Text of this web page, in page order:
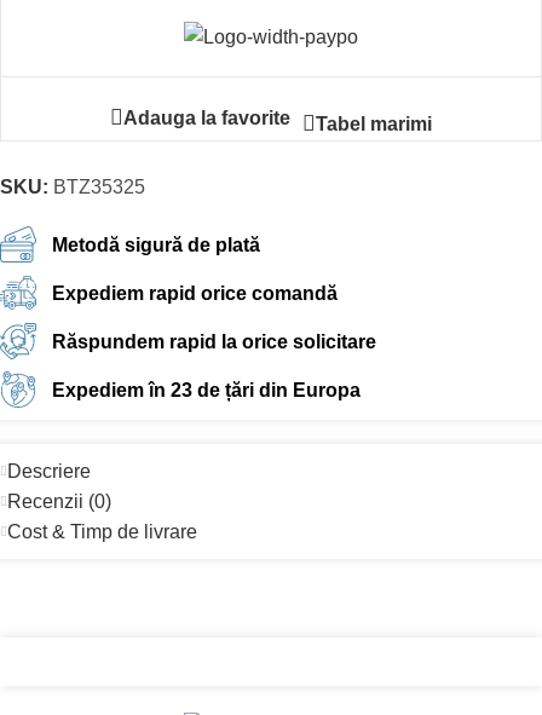
Adauga la favorite Tabel marimi
SKU: BTZ35325
Metodă sigură de plată
Expediem rapid orice comandă
Răspundem rapid la orice solicitare
Expediem în 23 de țări din Europa
Descriere
Recenzii (0)
Cost & Timp de livrare